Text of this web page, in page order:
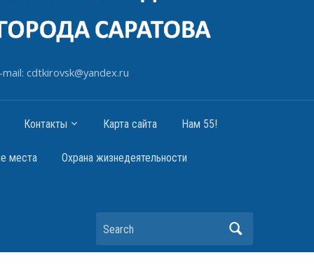
cdtkirovsk@yandex.ru
Контакты Карта сайта Нам 55!
места Охрана жизнедеятельности
Search